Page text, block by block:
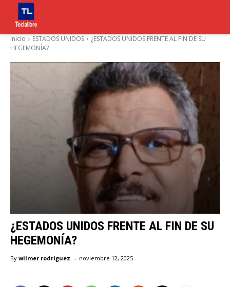
Inicio ESTADOS UNIDOS
¿ESTADOS UNIDOS FRENTE AL FIN DE SU
HEGEMONÍA?
¿ESTADOS UNIDOS FRENTE AL FIN DE SU
HEGEMONÍA?
By wilmer rodriguez - noviembre 12, 2025